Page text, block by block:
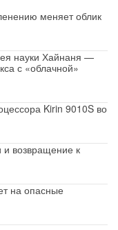
меняет облик
науки Хайнаня —
с «облачной»
Kirin 9010S во
возвращение к
на опасные